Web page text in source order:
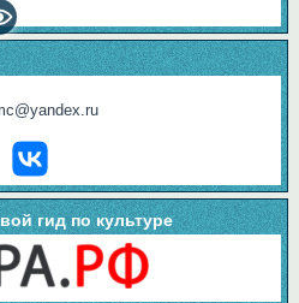
гид по культуре